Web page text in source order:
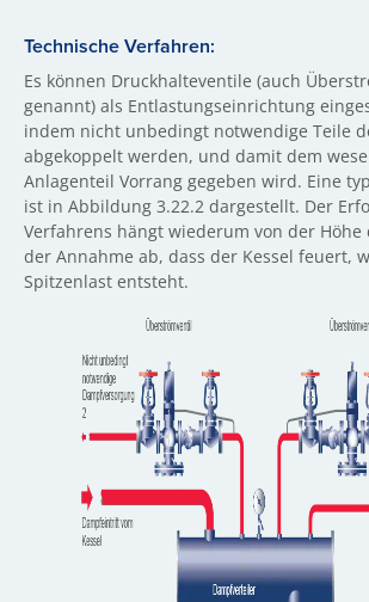
Technische Verfahren:
Es können Druckhalteventile (auch
genannt) als Entlastungseinrichtung
indem nicht unbedingt notwendige Teile
abgekoppelt werden, und damit dem
Anlagenteil Vorrang gegeben wird. Eine
ist in Abbildung 3.22.2 dargestellt. Der
Verfahrens hängt wiederum von der Höhe
der Annahme ab, dass der Kessel feuert,
Spitzenlast entsteht.